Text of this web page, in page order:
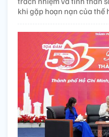
khi gặp hoạn nạn của thế